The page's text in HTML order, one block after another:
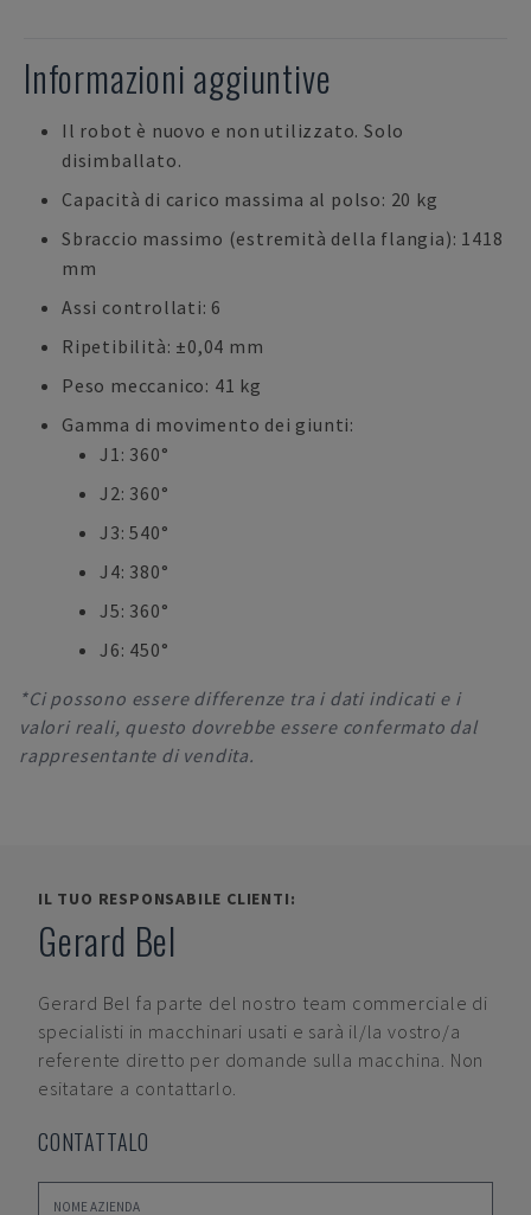
Informazioni aggiuntive
Il robot è nuovo e non utilizzato. Solo
disimballato.
Capacità di carico massima al polso: 20 kg
Sbraccio massimo (estremità della flangia): 1418
mm
Assi controllati: 6
Ripetibilità: ±0,04 mm
Peso meccanico: 41 kg
Gamma di movimento dei giunti:
J1: 360°
J2: 360°
J3: 540°
J4: 380°
J5: 360°
J6: 450°
*Ci possono essere differenze tra i dati indicati e i
valori reali, questo dovrebbe essere confermato dal
rappresentante di vendita.
IL TUO RESPONSABILE CLIENTI:
Gerard Bel
Gerard Bel fa parte del nostro team commerciale di
specialisti in macchinari usati e sarà il/la vostro/a
referente diretto per domande sulla macchina. Non
esitatare a contattarlo.
CONTATTALO